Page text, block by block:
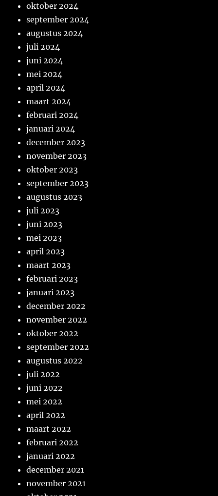
oktober 2024
september 2024
augustus 2024
juli 2024
juni 2024
mei 2024
april 2024
maart 2024
februari 2024
januari 2024
december 2023
november 2023
oktober 2023
september 2023
augustus 2023
juli 2023
juni 2023
mei 2023
april 2023
maart 2023
februari 2023
januari 2023
december 2022
november 2022
oktober 2022
september 2022
augustus 2022
juli 2022
juni 2022
mei 2022
april 2022
maart 2022
februari 2022
januari 2022
december 2021
november 2021